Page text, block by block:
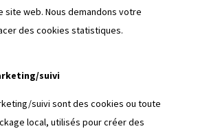
site web. Nous demandons votre
des cookies statistiques.
suivi
suivi sont des cookies ou toute
local, utilisés pour créer des